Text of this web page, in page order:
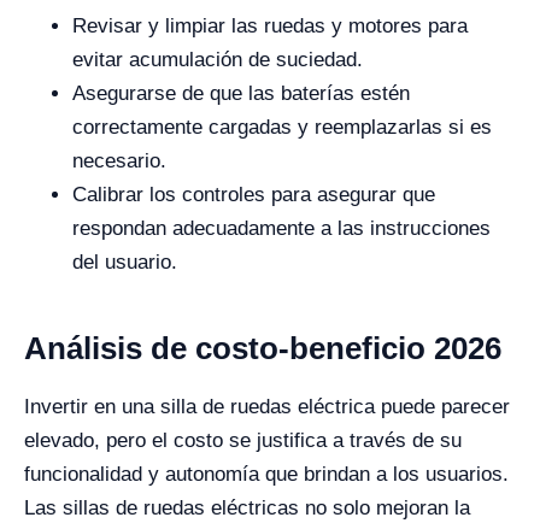
Revisar y limpiar las ruedas y motores para
evitar acumulación de suciedad.
Asegurarse de que las baterías estén
correctamente cargadas y reemplazarlas si es
necesario.
Calibrar los controles para asegurar que
respondan adecuadamente a las instrucciones
del usuario.
Análisis de costo-beneficio 2026
Invertir en una silla de ruedas eléctrica puede parecer
elevado, pero el costo se justifica a través de su
funcionalidad y autonomía que brindan a los usuarios.
Las sillas de ruedas eléctricas no solo mejoran la